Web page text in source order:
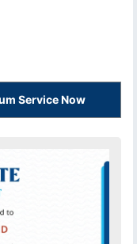
Service Now